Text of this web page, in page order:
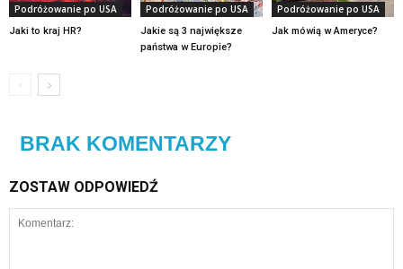
Podróżowanie po USA
Jaki to kraj HR?
Podróżowanie po USA
Jakie są 3 największe
państwa w Europie?
Podróżowanie po USA
Jak mówią w Ameryce?
BRAK KOMENTARZY
ZOSTAW ODPOWIEDŹ